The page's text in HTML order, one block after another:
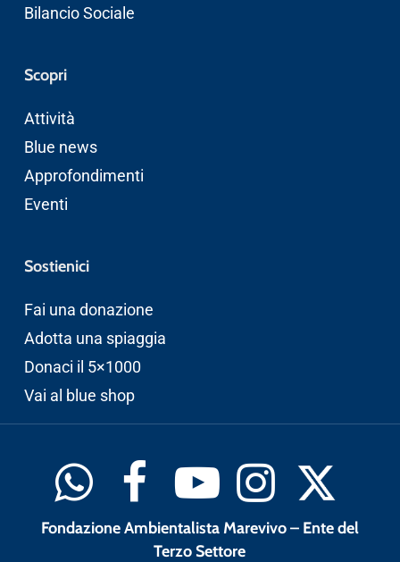
Bilancio Sociale
Scopri
Attività
Blue news
Approfondimenti
Eventi
Sostienici
Fai una donazione
Adotta una spiaggia
Donaci il 5×1000
Vai al blue shop
Fondazione Ambientalista Marevivo – Ente del
Terzo Settore